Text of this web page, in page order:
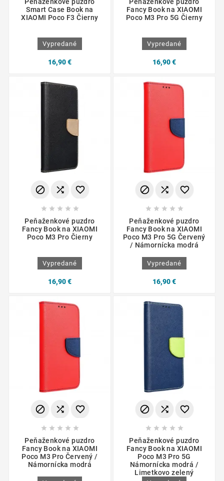
Smart Case Book na
XIAOMI Poco F3 Čierny
Vypredané
16,90 €
Fancy Book na XIAOMI
Poco M3 Pro 5G Čierny
Vypredané
16,90 €
  
    
Peňaženkové puzdro
Fancy Book na XIAOMI
Poco M3 Pro Čierny
Vypredané
16,90 €
  
    
Peňaženkové puzdro
Fancy Book na XIAOMI
Poco M3 Pro 5G Červený
/ Námornícka modrá
Vypredané
16,90 €
  
    
Peňaženkové puzdro
Fancy Book na XIAOMI
Poco M3 Pro Červený /
Námornícka modrá
  
    
Peňaženkové puzdro
Fancy Book na XIAOMI
Poco M3 Pro 5G
Námornícka modrá /
Limetkovo zelený